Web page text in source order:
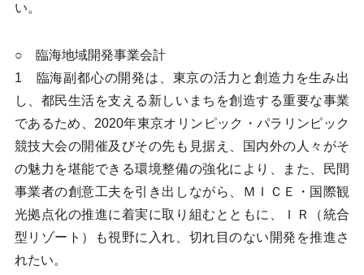
い。
○ 臨海地域開発事業会計
1 臨海副都心の開発は、東京の活力と創造力を生み出
し、都民生活を支える新しいまちを創造する重要な事業
であるため、2020年東京オリンピック・パラリンピック
競技大会の開催及びその先も見据え、国内外の人々がそ
の魅力を堪能できる環境整備の強化により、また、民間
事業者の創意工夫を引き出しながら、ＭＩＣＥ・国際観
光拠点化の推進に着実に取り組むとともに、ＩＲ（統合
型リゾート）も視野に入れ、切れ目のない開発を推進さ
れたい。